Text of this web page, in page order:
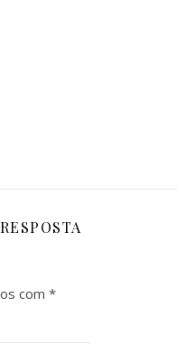
com *